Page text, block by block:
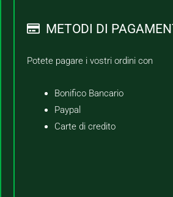
METODI DI
Potete pagare i vostri ordini con
Bonifico Bancario
Paypal
Carte di credito